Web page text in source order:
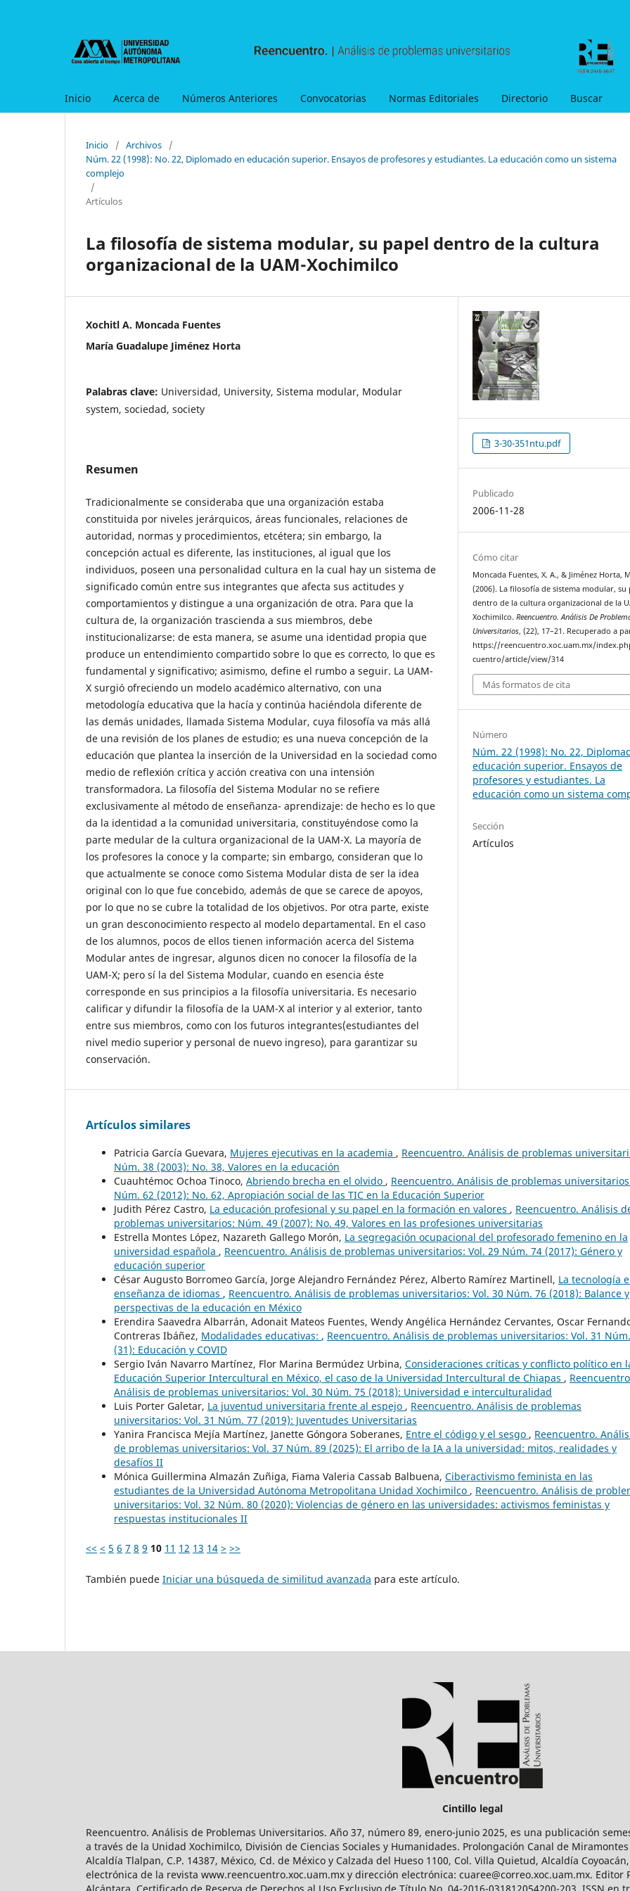
Inicio Acerca de Números Anteriores Convocatorias Normas Editoriales Directorio Buscar
Inicio / Archivos
/
Núm. 22 (1998): No. 22, Diplomado en educación superior. Ensayos de profesores y estudiantes. La educación como un sistema
complejo
/
Artículos
La filosofía de sistema modular, su papel dentro de la cultura
organizacional de la UAM-Xochimilco
Xochitl A. Moncada Fuentes
María Guadalupe Jiménez Horta
Palabras clave: Universidad, University, Sistema modular, Modular
system, sociedad, society
Resumen
Tradicionalmente se consideraba que una organización estaba
constituida por niveles jerárquicos, áreas funcionales, relaciones de
autoridad, normas y procedimientos, etcétera; sin embargo, la
concepción actual es diferente, las instituciones, al igual que los
individuos, poseen una personalidad cultura en la cual hay un sistema de
significado común entre sus integrantes que afecta sus actitudes y
comportamientos y distingue a una organización de otra. Para que la
cultura de, la organización trascienda a sus miembros, debe
institucionalizarse: de esta manera, se asume una identidad propia que
produce un entendimiento compartido sobre lo que es correcto, lo que es
fundamental y significativo; asimismo, define el rumbo a seguir. La UAM-
X surgió ofreciendo un modelo académico alternativo, con una
metodología educativa que la hacía y continúa haciéndola diferente de
las demás unidades, llamada Sistema Modular, cuya filosofía va más allá
de una revisión de los planes de estudio; es una nueva concepción de la
educación que plantea la inserción de la Universidad en la sociedad como
medio de reflexión crítica y acción creativa con una intensión
transformadora. La filosofía del Sistema Modular no se refiere
exclusivamente al método de enseñanza- aprendizaje: de hecho es lo que
da la identidad a la comunidad universitaria, constituyéndose como la
parte medular de la cultura organizacional de la UAM-X. La mayoría de
los profesores la conoce y la comparte; sin embargo, consideran que lo
que actualmente se conoce como Sistema Modular dista de ser la idea
original con lo que fue concebido, además de que se carece de apoyos,
por lo que no se cubre la totalidad de los objetivos. Por otra parte, existe
un gran desconocimiento respecto al modelo departamental. En el caso
de los alumnos, pocos de ellos tienen información acerca del Sistema
Modular antes de ingresar, algunos dicen no conocer la filosofía de la
UAM-X; pero sí la del Sistema Modular, cuando en esencia éste
corresponde en sus principios a la filosofía universitaria. Es necesario
calificar y difundir la filosofía de la UAM-X al interior y al exterior, tanto
entre sus miembros, como con los futuros integrantes(estudiantes del
nivel medio superior y personal de nuevo ingreso), para garantizar su
conservación.
3-30-351ntu.pdf
Publicado
2006-11-28
Cómo citar
Moncada Fuentes, X. A., & Jiménez Horta,
(2006). La filosofía de sistema modular, su
dentro de la cultura organizacional de la
Xochimilco.Reencuentro. Análisis De
Universitarios, (22), 17–21. Recuperado a
https://reencuentro.xoc.uam.mx/
cuentro/article/view/314
Más formatos de cita
Número
Núm. 22 (1998): No. 22,
educación superior. Ensayos de
profesores y estudiantes. La
educación como un sistema
Sección
Artículos
Artículos similares
Patricia García Guevara, Mujeres ejecutivas en la academia , Reencuentro. Análisis de problemas
Núm. 38 (2003): No. 38, Valores en la educación
Cuauhtémoc Ochoa Tinoco, Abriendo brecha en el olvido , Reencuentro. Análisis de problemas
Núm. 62 (2012): No. 62, Apropiación social de las TIC en la Educación Superior
Judith Pérez Castro, La educación profesional y su papel en la formación en valores , Reencuentro. Análisis
problemas universitarios: Núm. 49 (2007): No. 49, Valores en las profesiones universitarias
Estrella Montes López, Nazareth Gallego Morón, La segregación ocupacional del profesorado femenino en la
universidad española , Reencuentro. Análisis de problemas universitarios: Vol. 29 Núm. 74 (2017): Género y
educación superior
César Augusto Borromeo García, Jorge Alejandro Fernández Pérez, Alberto Ramírez Martinell, La tecnología
enseñanza de idiomas , Reencuentro. Análisis de problemas universitarios: Vol. 30 Núm. 76 (2018): Balance y
perspectivas de la educación en México
Erendira Saavedra Albarrán, Adonait Mateos Fuentes, Wendy Angélica Hernández Cervantes, Oscar
Contreras Ibáñez, Modalidades educativas: , Reencuentro. Análisis de problemas universitarios: Vol. 31
(31): Educación y COVID
Sergio Iván Navarro Martínez, Flor Marina Bermúdez Urbina, Consideraciones críticas y conflicto político en
Educación Superior Intercultural en México, el caso de la Universidad Intercultural de Chiapas ,
Análisis de problemas universitarios: Vol. 30 Núm. 75 (2018): Universidad e interculturalidad
Luis Porter Galetar, La juventud universitaria frente al espejo , Reencuentro. Análisis de problemas
universitarios: Vol. 31 Núm. 77 (2019): Juventudes Universitarias
Yanira Francisca Mejía Martínez, Janette Góngora Soberanes, Entre el código y el sesgo , Reencuentro.
de problemas universitarios: Vol. 37 Núm. 89 (2025): El arribo de la IA a la universidad: mitos, realidades y
desafíos II
Mónica Guillermina Almazán Zuñiga, Fiama Valeria Cassab Balbuena, Ciberactivismo feminista en las
estudiantes de la Universidad Autónoma Metropolitana Unidad Xochimilco , Reencuentro. Análisis de
universitarios: Vol. 32 Núm. 80 (2020): Violencias de género en las universidades: activismos feministas y
respuestas institucionales II
<< < 5 6 7 8 9 10 11 12 13 14 > >>
También puede Iniciar una búsqueda de similitud avanzada para este artículo.
Cintillo legal
Reencuentro. Análisis de Problemas Universitarios. Año 37, número 89, enero-junio 2025, es una publicación
a través de la Unidad Xochimilco, División de Ciencias Sociales y Humanidades. Prolongación Canal de Miramontes
Alcaldía Tlalpan, C.P. 14387, México, Cd. de México y Calzada del Hueso 1100, Col. Villa Quietud, Alcaldía
electrónica de la revista www.reencuentro.xoc.uam.mx y dirección electrónica: cuaree@correo.xoc.uam.mx. Editor